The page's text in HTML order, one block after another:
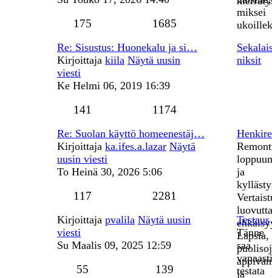
miksei
175 1685
Re: Sisustus: Huonekalu ja si…
Kirjoittaja kiila Näytä uusin
viesti
Ke Helmi 06, 2019 16:39
niksit
141 1174
Re: Suolan käyttö homeenestäj…
Kirjoittaja ka.ifes.a.lazar Näytä
uusin viesti
To Heinä 30, 2026 5:06
ja
Lapsia,
ja
117 2281
Kirjoittaja pvalila Näytä uusin
viesti
Su Maalis 09, 2025 12:59
Testaus
Tänne
saa
vapaasti
testata
55 139